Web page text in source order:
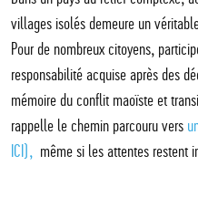
villages isolés demeure un
Pour de nombreux citoyens,
responsabilité acquise après des
mémoire du conflit maoïste et
rappelle le chemin parcouru vers
ICI), même si les attentes restent